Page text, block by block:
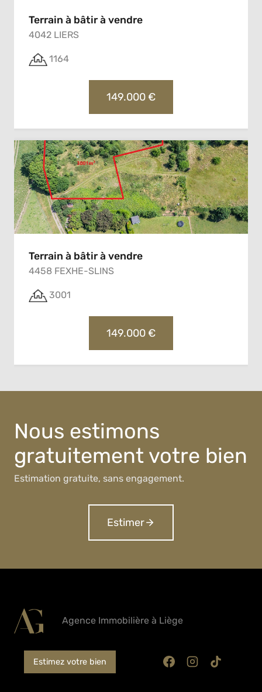
Terrain à bâtir à vendre
4042 LIERS
1164
149.000 €
Terrain à bâtir à vendre
4458 FEXHE-SLINS
3001
149.000 €
Nous estimons
gratuitement votre bien
Estimation gratuite, sans engagement.
Estimer
Agence Immobilière à Liège
Estimez votre bien